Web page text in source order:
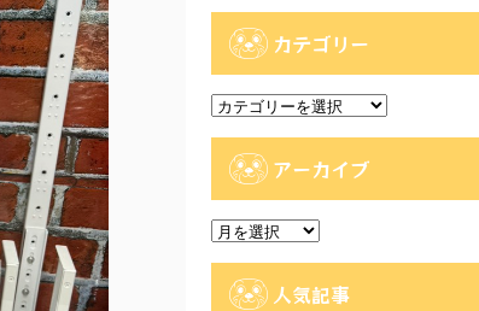
カテゴリー
カ
アーカイブ
ア
人気記事